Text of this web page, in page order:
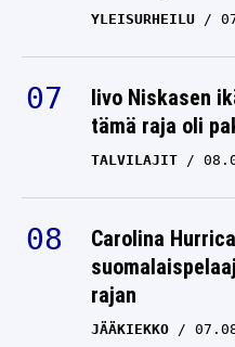
YLEISURHEILU
Iivo Niskasen
tämä raja oli
TALVILAJIT
Carolina
rajan
JÄÄKIEKKO